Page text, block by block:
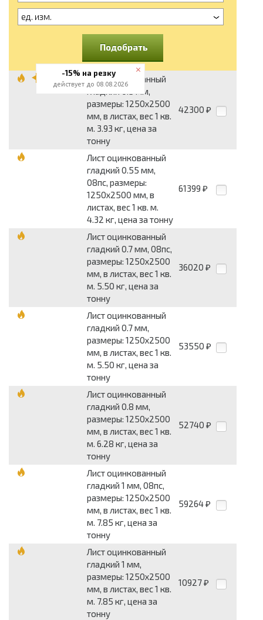
ед. изм.
Подобрать
Лист оцинкованный
гладкий 0.5 мм,
размеры: 1250x2500
мм, в листах, вес 1 кв.
м. 3.93 кг, цена за
тонну
42300 ₽
Лист оцинкованный
гладкий 0.55 мм,
08пс, размеры:
1250x2500 мм, в
листах, вес 1 кв. м.
4.32 кг, цена за тонну
61399 ₽
Лист оцинкованный
гладкий 0.7 мм, 08пс,
размеры: 1250x2500
мм, в листах, вес 1 кв.
м. 5.50 кг, цена за
тонну
36020 ₽
Лист оцинкованный
гладкий 0.7 мм,
размеры: 1250x2500
мм, в листах, вес 1 кв.
м. 5.50 кг, цена за
тонну
53550 ₽
Лист оцинкованный
гладкий 0.8 мм,
размеры: 1250x2500
мм, в листах, вес 1 кв.
м. 6.28 кг, цена за
тонну
52740 ₽
Лист оцинкованный
гладкий 1 мм, 08пс,
размеры: 1250x2500
мм, в листах, вес 1 кв.
м. 7.85 кг, цена за
тонну
59264 ₽
Лист оцинкованный
гладкий 1 мм,
размеры: 1250x2500
мм, в листах, вес 1 кв.
м. 7.85 кг, цена за
тонну
10927 ₽
-15% на резку
действует до 08.08.2026